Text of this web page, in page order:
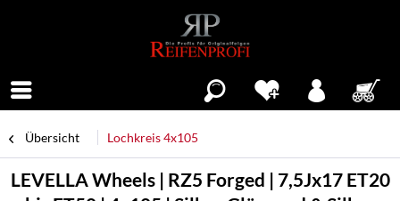
Übersicht Lochkreis 4x105
LEVELLA Wheels | RZ5 Forged | 7,5Jx17 ET20